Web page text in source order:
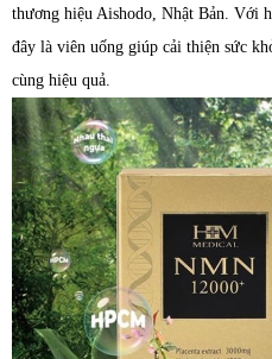
thương hiệu Aishodo, Nhật Bản. Với
đây là viên uống giúp cải thiện sức
cùng hiệu quả.